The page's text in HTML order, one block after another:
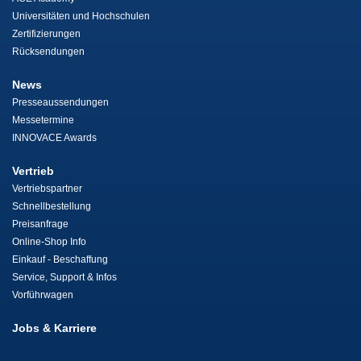
Universitäten und Hochschulen
Zertifizierungen
Rücksendungen
News
Presseaussendungen
Messetermine
INNOVACE Awards
Vertrieb
Vertriebspartner
Schnellbestellung
Preisanfrage
Online-Shop Info
Einkauf - Beschaffung
Service, Support & Infos
Vorführwagen
Jobs & Karriere